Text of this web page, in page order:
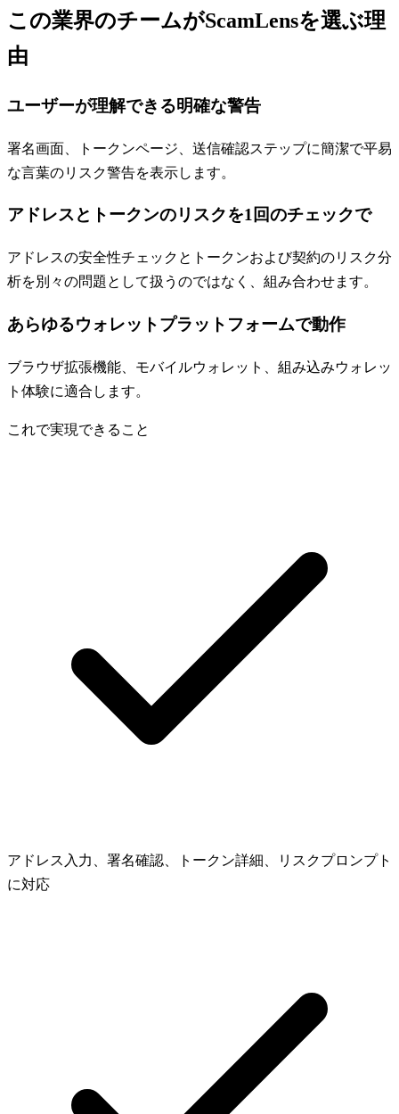
この業界のチームがScamLensを選ぶ理
由
ユーザーが理解できる明確な警告
署名画面、トークンページ、送信確認ステップに簡潔で平易
な言葉のリスク警告を表示します。
アドレスとトークンのリスクを1回のチェックで
アドレスの安全性チェックとトークンおよび契約のリスク分
析を別々の問題として扱うのではなく、組み合わせます。
あらゆるウォレットプラットフォームで動作
ブラウザ拡張機能、モバイルウォレット、組み込みウォレッ
ト体験に適合します。
これで実現できること
アドレス入力、署名確認、トークン詳細、リスクプロンプト
に対応